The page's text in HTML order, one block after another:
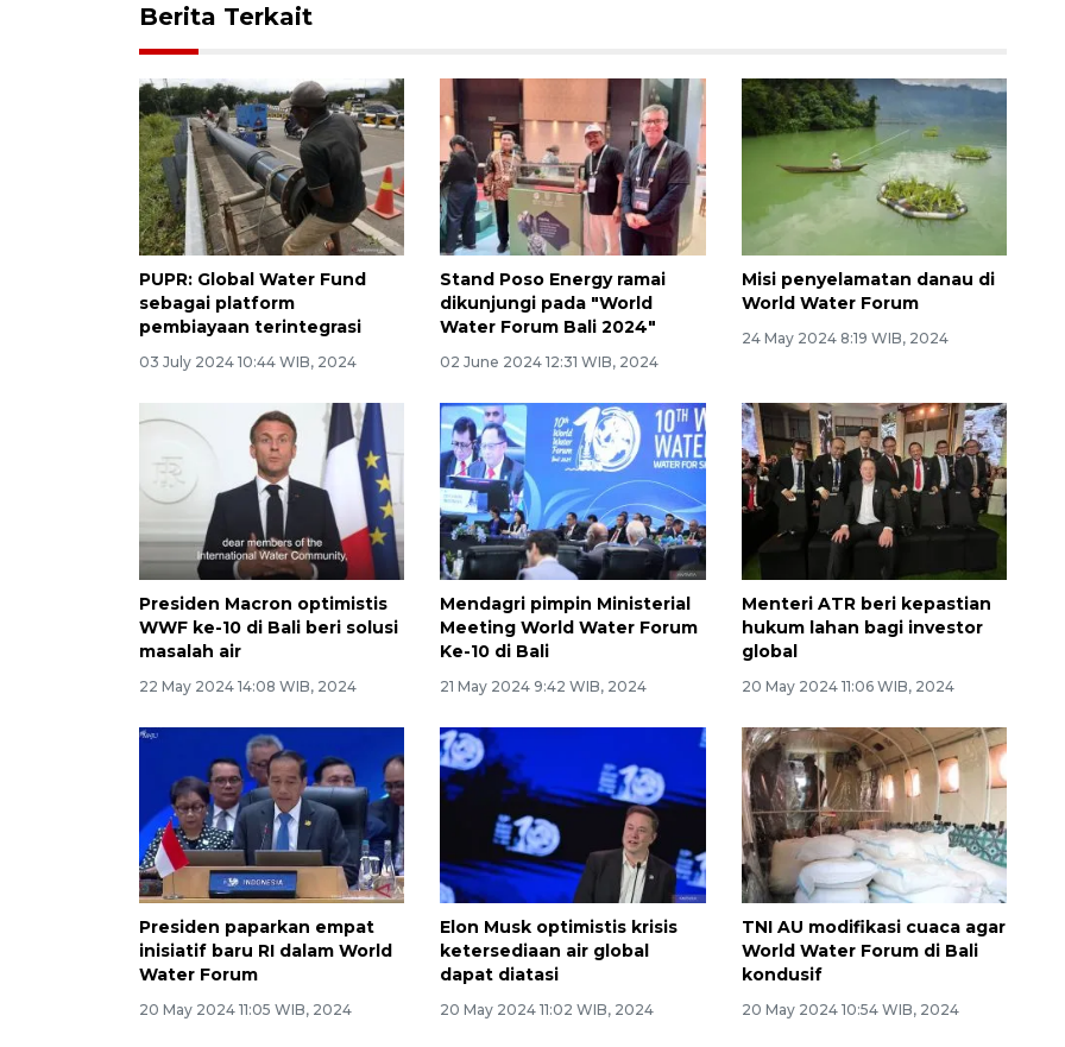
Berita Terkait
PUPR: Global Water Fund
sebagai platform
pembiayaan terintegrasi
03 July 2024 10:44 WIB, 2024
Stand Poso Energy ramai
dikunjungi pada "World
Water Forum Bali 2024"
02 June 2024 12:31 WIB, 2024
Misi penyelamatan danau di
World Water Forum
24 May 2024 8:19 WIB, 2024
Presiden Macron optimistis
WWF ke-10 di Bali beri solusi
masalah air
22 May 2024 14:08 WIB, 2024
Mendagri pimpin Ministerial
Meeting World Water Forum
Ke-10 di Bali
21 May 2024 9:42 WIB, 2024
Menteri ATR beri kepastian
hukum lahan bagi investor
global
20 May 2024 11:06 WIB, 2024
Presiden paparkan empat
inisiatif baru RI dalam World
Water Forum
20 May 2024 11:05 WIB, 2024
Elon Musk optimistis krisis
ketersediaan air global
dapat diatasi
20 May 2024 11:02 WIB, 2024
TNI AU modifikasi cuaca agar
World Water Forum di Bali
kondusif
20 May 2024 10:54 WIB, 2024